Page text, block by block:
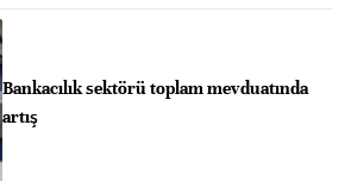
Bankacılık sektörü toplam mevduatında
artış